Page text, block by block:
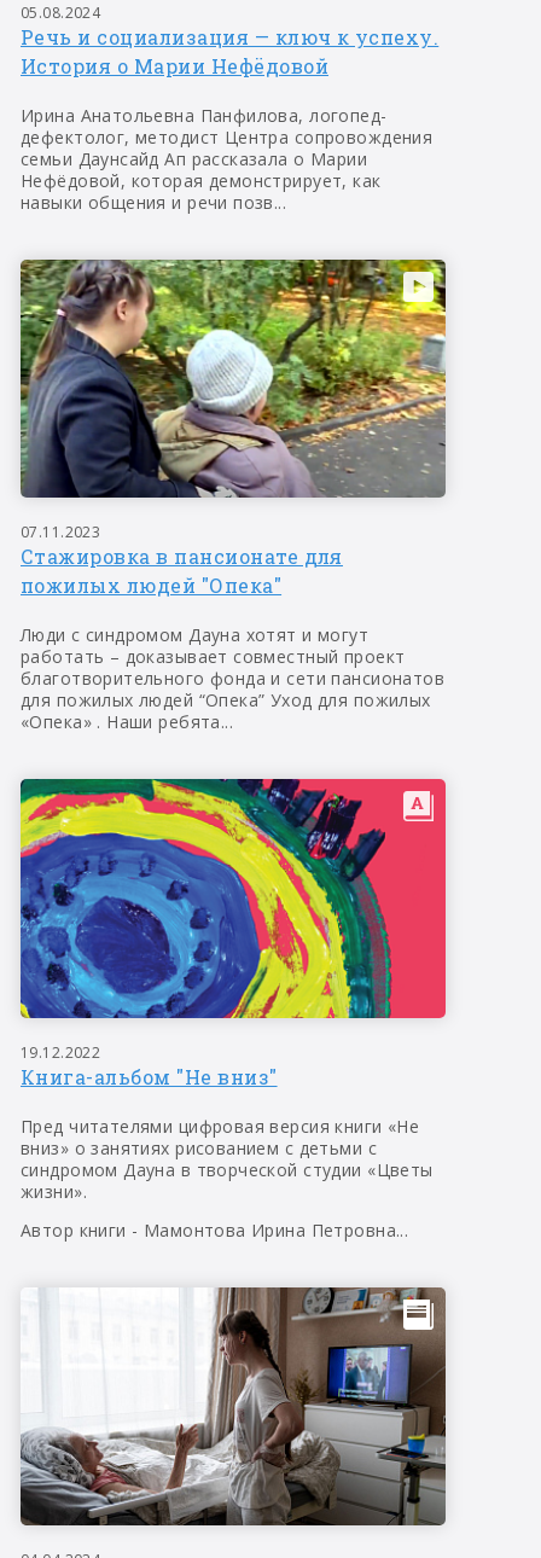
05.08.2024
Речь и социализация — ключ к успеху.
История о Марии Нефёдовой
Ирина Анатольевна Панфилова, логопед-
дефектолог, методист Центра сопровождения
семьи Даунсайд Ап рассказала о Марии
Нефёдовой, которая демонстрирует, как
навыки общения и речи позв...
07.11.2023
Стажировка в пансионате для
пожилых людей "Опека"
Люди с синдромом Дауна хотят и могут
работать – доказывает совместный проект
благотворительного фонда и сети пансионатов
для пожилых людей “Опека” Уход для пожилых
«Опека» . Наши ребята...
19.12.2022
Книга-альбом "Не вниз"
Пред читателями цифровая версия книги «Не
вниз» о занятиях рисованием с детьми с
синдромом Дауна в творческой студии «Цветы
жизни».
Автор книги - Мамонтова Ирина Петровна...